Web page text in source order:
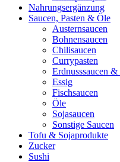
Nahrungsergänzung
Saucen, Pasten & Öle
Austernsaucen
Bohnensaucen
Chilisaucen
Currypasten
Erdnusssaucen &
Essig
Fischsaucen
Öle
Sojasaucen
Sonstige Saucen
Tofu & Sojaprodukte
Zucker
Sushi